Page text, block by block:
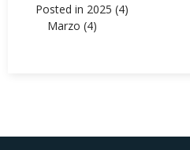
Posted in 2025 (4)
Marzo (4)